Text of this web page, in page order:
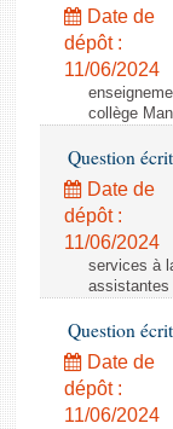
Date de
dépôt :
11/06/2024
collège
Question
Date de
dépôt :
11/06/2024
services à
assistantes
Question
Date de
dépôt :
11/06/2024